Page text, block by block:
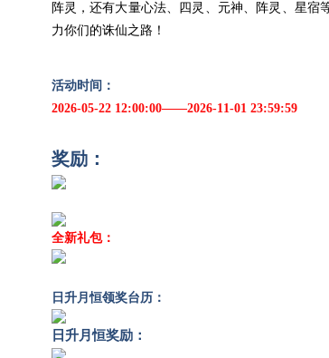
阵灵，还有大量心法、四灵、元神、阵灵、星
力你们的诛仙之路！
活动时间：
2026-05-22 12:00:00——2026-11-01 23:59:59
奖励：
全新礼包：
日升月恒领奖台历：
日升月恒奖励：